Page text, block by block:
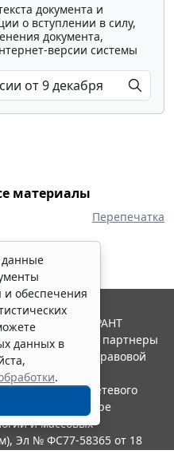
документа и
о вступлении в силу,
документа,
версии системы
материалы
Перепечатка
и обеспечения
данных в
.
Система ГАРАНТ
"Гарант" и ее партнеры
ассоциации правовой
в качестве сетевого
по надзору в сфере
и массовых
Эл № ФС77-58365 от 18